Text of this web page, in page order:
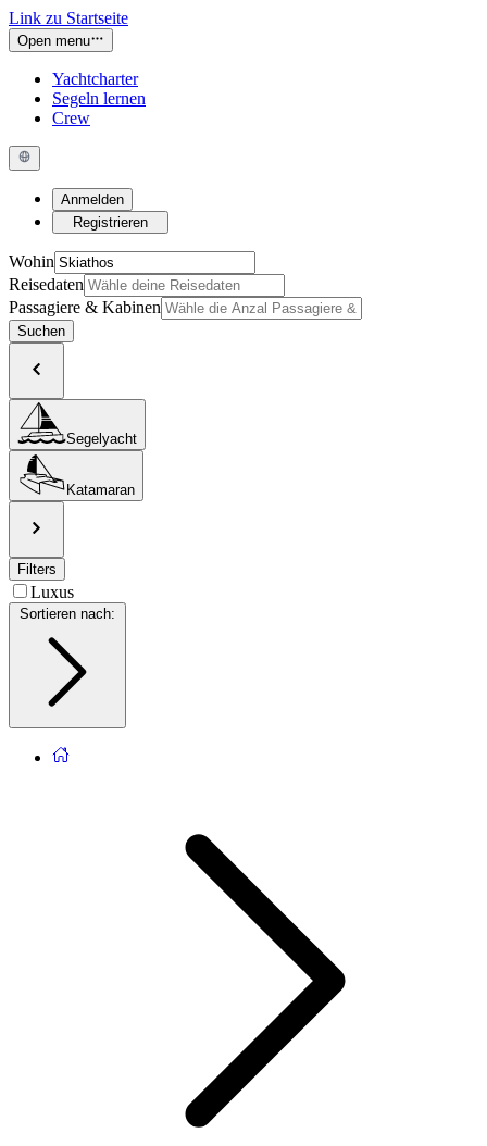
Link zu Startseite
Open menu
Yachtcharter
Segeln lernen
Crew
Anmelden
Registrieren
Wohin
Reisedaten
Passagiere & Kabinen
Suchen
Segelyacht
Katamaran
Filters
Luxus
Sortieren nach